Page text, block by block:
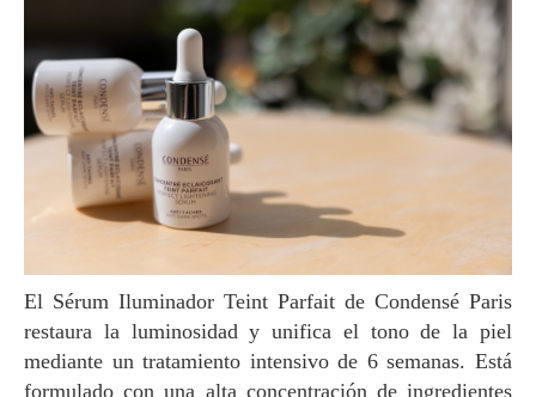
El Sérum Iluminador Teint Parfait de Condensé Paris
restaura la luminosidad y unifica el tono de la piel
mediante un tratamiento intensivo de 6 semanas. Está
formulado con una alta concentración de ingredientes